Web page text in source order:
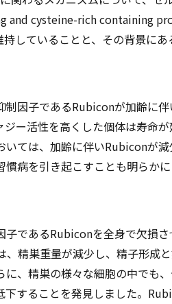
cysteine-rich containing
していることと、その背景にあ
制因子であるRubiconが加齢に
ー活性を高くした個体は寿命が
いては、加齢に伴いRubiconが減
病を引き起こすことも明らか
であるRubiconを全身で欠損さ
、精巣重量が減少し、精子形成
、精巣の様々な細胞の中でも
することを発見しました。